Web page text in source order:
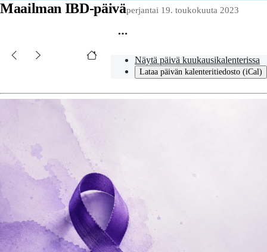
Maailman IBD-päiväperjantai 19. toukokuuta 2023
Näytä päivä kuukausikalenterissa
Lataa päivän kalenteritiedosto (iCal)